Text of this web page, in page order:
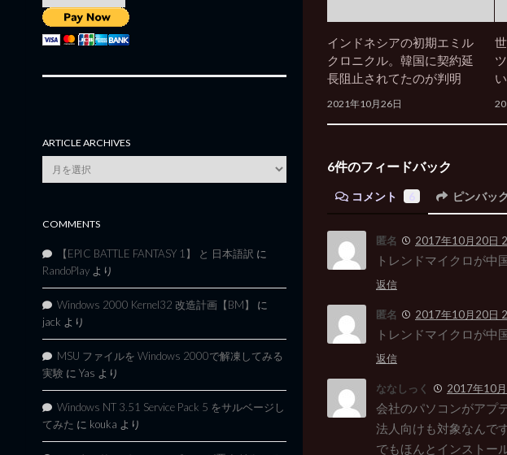
インドネシアの初期エミル
クロニクル。韓国に契約延
長阻止されてたのが判明
2021年10月26日
6件のフィードバック
コメント ピンバック
匿名 2017年10月20日
トレンドマイクロが中
返信
匿名 2017年10月20日
トレンドマイクロが中
返信
ななしっく 2017年10
会社のパソコンがアプ
法人向けも対象なんで
でもほんとインストー
ARTICLE ARCHIVES
Article
Archives
COMMENTS
【EPIC BATTLE FANTASY 1】 と 日本語訳 に
RandoPlay より
Windows 2000 Kernel32 改造計画【BM】
に
jack より
MSU ファイルを Windows 2000で解凍してみる
実験 に Yas より
Windows NT 3.51 Service Pack 5 をサルベージし
てみた に kouka より